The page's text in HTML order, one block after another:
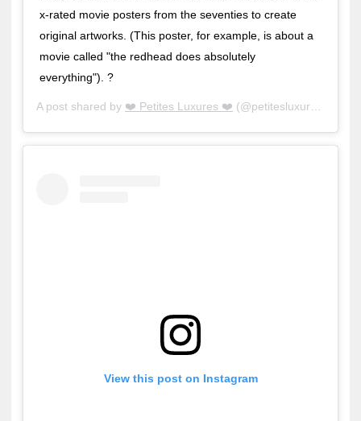
x-rated movie posters from the seventies to create
original artworks. (This poster, for example, is about a
movie called "the redhead does absolutely
everything"). ?
A post shared by ❤️ Petites Luxures ❤️ (@petitesluxures) on
View this post on Instagram